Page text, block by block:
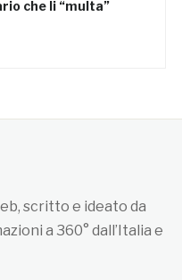
che li “multa”
scritto e ideato da
a 360° dall’Italia e